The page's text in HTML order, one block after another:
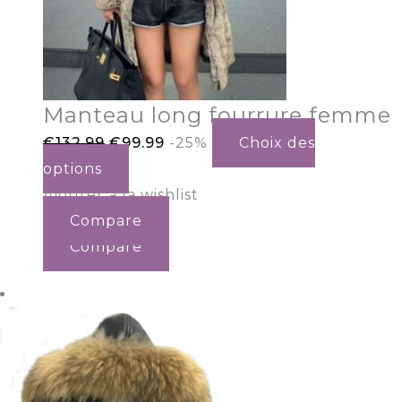
Manteau long fourrure femme
€132.99 €99.99 -25%
Choix des
options
Ajouter à la wishlist
Compare
Compare